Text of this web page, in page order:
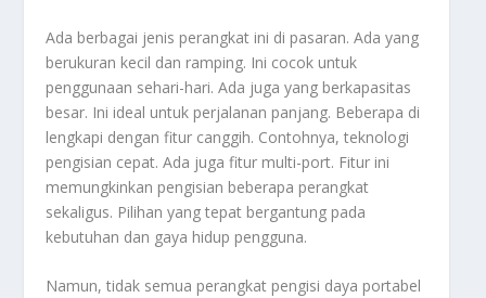
Ada berbagai jenis perangkat ini di pasaran. Ada yang
berukuran kecil dan ramping. Ini cocok untuk
penggunaan sehari-hari. Ada juga yang berkapasitas
besar. Ini ideal untuk perjalanan panjang. Beberapa di
lengkapi dengan fitur canggih. Contohnya, teknologi
pengisian cepat. Ada juga fitur multi-port. Fitur ini
memungkinkan pengisian beberapa perangkat
sekaligus. Pilihan yang tepat bergantung pada
kebutuhan dan gaya hidup pengguna.
Namun, tidak semua perangkat pengisi daya portabel